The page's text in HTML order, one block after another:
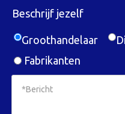
Beschrijf jezelf
Groothandelaar
Fabrikanten